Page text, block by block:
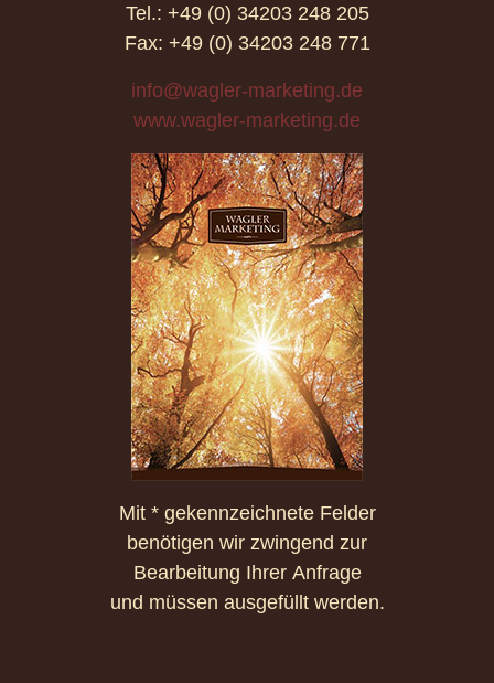
Tel.: +49 (0) 34203 248 205
Fax: +49 (0) 34203 248 771
info@wagler-marketing.de
www.wagler-marketing.de
Mit * gekennzeichnete Felder
benötigen wir zwingend zur
Bearbeitung Ihrer Anfrage
und müssen ausgefüllt werden.